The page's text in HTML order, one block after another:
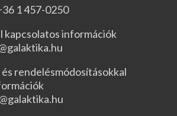
1 457-0250
kapcsolatos információk
rendelésmódosításokkal